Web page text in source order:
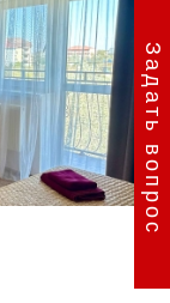
Задать вопрос